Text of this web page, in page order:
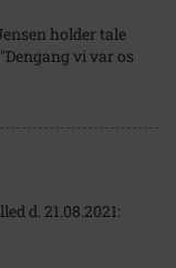
holder tale
vi var os
d. 21.08.2021: